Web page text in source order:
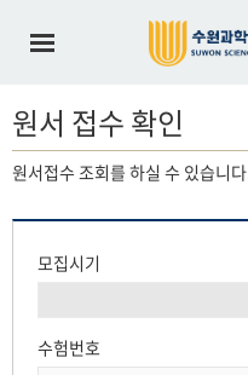
원서 접수 확인
원서접수 조회를 하실 수 있습니다.
모집시기
수험번호